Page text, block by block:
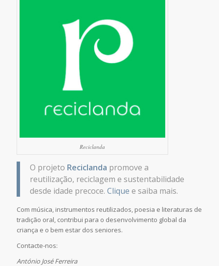
Reciclanda
O projeto Reciclanda promove a
reutilização, reciclagem e sustentabilidade
desde idade precoce. Clique e saiba mais.
Com música, instrumentos reutilizados, poesia e literaturas de
tradição oral, contribui para o desenvolvimento global da
criança e o bem estar dos seniores.
Contacte-nos:
António José Ferreira